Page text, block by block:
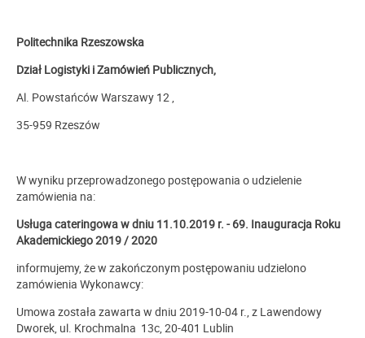
Politechnika Rzeszowska
Dział Logistyki i Zamówień Publicznych,
Al. Powstańców Warszawy 12 ,
35-959 Rzeszów
W wyniku przeprowadzonego postępowania o udzielenie
zamówienia na:
Usługa cateringowa w dniu 11.10.2019 r. - 69. Inauguracja Roku
Akademickiego 2019 / 2020
informujemy, że w zakończonym postępowaniu udzielono
zamówienia Wykonawcy:
Umowa została zawarta w dniu 2019-10-04 r., z Lawendowy
Dworek, ul. Krochmalna 13c, 20-401 Lublin